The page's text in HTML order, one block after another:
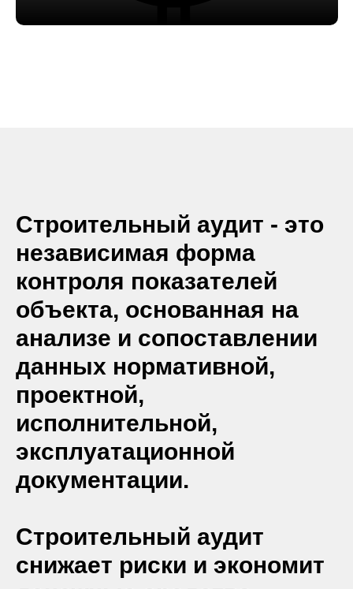
Строительный аудит - это
независимая форма
контроля показателей
объекта, основанная на
анализе и сопоставлении
данных нормативной,
проектной,
исполнительной,
эксплуатационной
документации.
Строительный аудит
снижает риски и экономит